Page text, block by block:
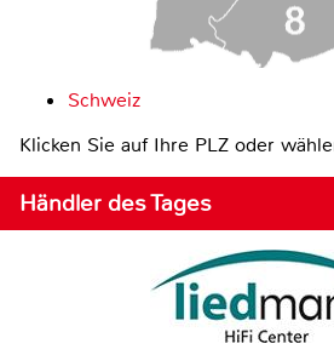
Schweiz
Klicken Sie auf Ihre PLZ oder
Händler des Tages